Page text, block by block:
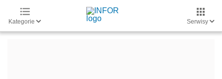
Kategorie Serwisy